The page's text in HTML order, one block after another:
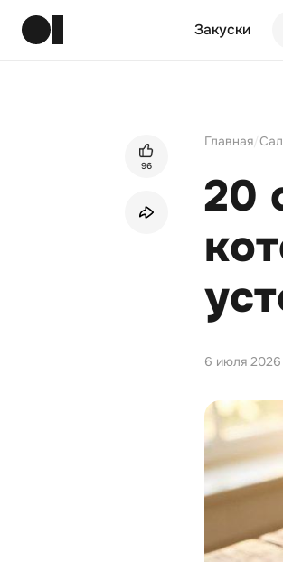
Закуски
96
Главная
20
6 июля 2026